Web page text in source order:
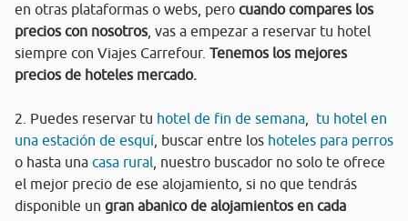
en otras plataformas o webs, pero cuando compares los
precios con nosotros, vas a empezar a reservar tu hotel
siempre con Viajes Carrefour. Tenemos los mejores
precios de hoteles mercado.
2. Puedes reservar tu hotel de fin de semana
tu hotel en
una estación de esquí , buscar entre los hoteles para perros
o hasta una casa rural , nuestro buscador no solo te ofrece
el mejor precio de ese alojamiento, si no que tendrás
disponible un gran abanico de alojamientos en cada